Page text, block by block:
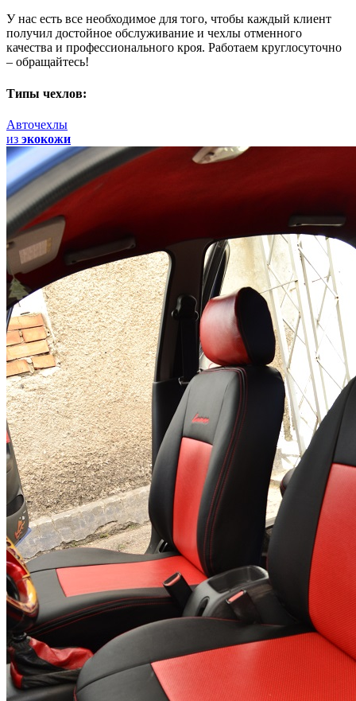
У нас есть все необходимое для того, чтобы каждый клиент
получил достойное обслуживание и чехлы отменного
качества и профессионального кроя. Работаем круглосуточно
– обращайтесь!
Типы чехлов:
Авточехлы
из экокожи